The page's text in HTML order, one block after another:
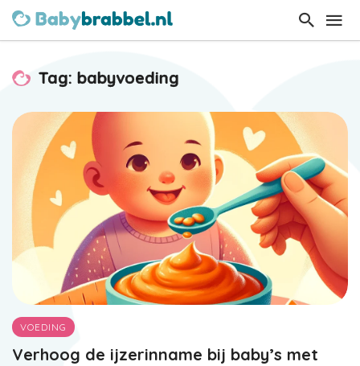
Tag: babyvoeding
VOEDING
Verhoog de ijzerinname bij baby’s met